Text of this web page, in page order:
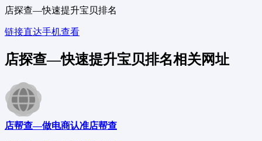
店探查—快速提升宝贝排名
链接直达手机查看
店探查—快速提升宝贝排名相关网址
店帮查—做电商认准店帮查